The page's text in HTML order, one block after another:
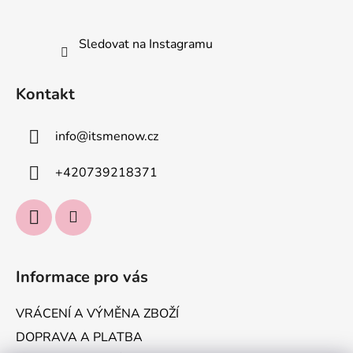
Sledovat na Instagramu
Kontakt
info@itsmenow.cz
+420739218371
Informace pro vás
VRÁCENÍ A VÝMĚNA ZBOŽÍ
DOPRAVA A PLATBA